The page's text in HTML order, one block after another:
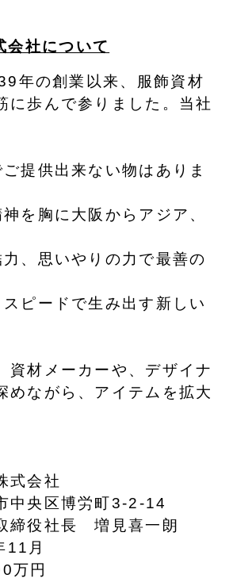
会社について
年の創業以来、服飾資材
に歩んで参りました。当社
提供出来ない物はありま
を胸に大阪からアジア、
、思いやりの力で最善の
ピードで生み出す新しい
資材メーカーや、デザイナ
めながら、アイテムを拡大
式会社
中央区博労町3-2-14
締役社長 増見喜一朗
11月
万円